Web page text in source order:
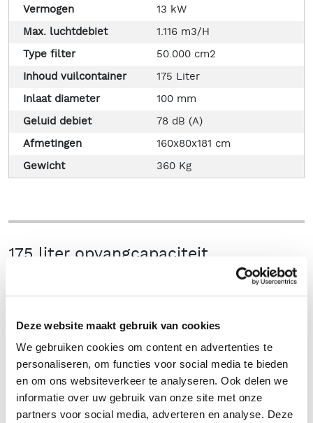
Deze website maakt gebruik van cookies
We gebruiken cookies om content en advertenties te
personaliseren, om functies voor social media te bieden
en om ons websiteverkeer te analyseren. Ook delen we
informatie over uw gebruik van onze site met onze
partners voor social media, adverteren en analyse. Deze
Vermogen
13 kW
Max. luchtdebiet
1.116 m3/H
Type filter
50.000 cm2
Inhoud vuilcontainer
175 Liter
Inlaat diameter
100 mm
Geluid debiet
78 dB (A)
Afmetingen
160x80x181 cm
Gewicht
360 Kg
175 liter opvangcapaciteit
Opgezogen stof wordt gefilterd door een polyester
heeft een opslagcapaciteit van 175 liter. Wanneer de
voordat u verder kunt met het opzuigen van stof en afval.
Het ledigen van de vuilcontainer gaat eenvoudig middels
een handig hefsysteem. Dit hefsysteem zorgt ervoor dat
de gebruiker niet zelf de container hoeft te tillen. De
opvangcontainer kan eenvoudig aan- en losgekoppeld